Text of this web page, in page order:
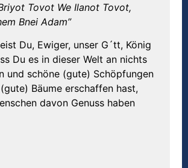
Tovot We Ilanot Tovot,
Bnei Adam”
Du, Ewiger, unser G´tt, König
Du es in dieser Welt an nichts
und schöne (gute) Schöpfungen
Bäume erschaffen hast,
davon Genuss haben